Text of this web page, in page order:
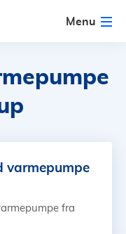
Menu
varmepumpe
fra